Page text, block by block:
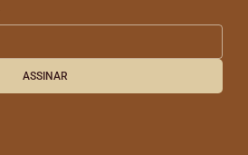
ASSINAR